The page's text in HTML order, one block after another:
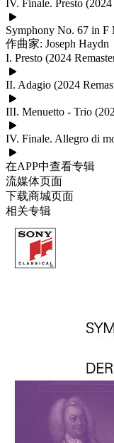
IV. Finale. Presto
Symphony No. 67 in F
作曲家: Joseph Haydn
I. Presto (2024
II. Adagio (2024
III. Menuetto - Trio
IV. Finale. Allegro di
在APP中查看专辑
流媒体页面
下载商城页面
相关专辑